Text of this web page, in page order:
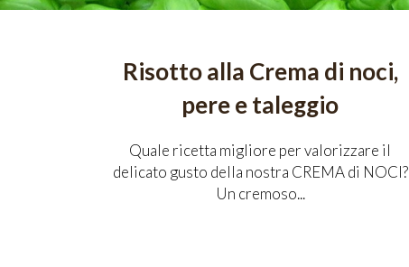
Risotto alla Crema di noci,
pere e taleggio
Quale ricetta migliore per valorizzare il
delicato gusto della nostra CREMA di NOCI?
Un cremoso...